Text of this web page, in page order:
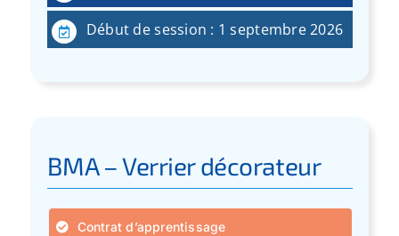
Début de session : 1 septembre 2026
BMA – Verrier décorateur
Contrat d’apprentissage